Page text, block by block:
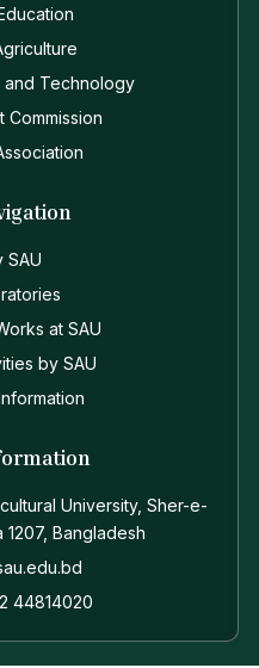
Technology
Commission
SAU
at SAU
by SAU
University, Sher-e-
1207, Bangladesh
44814020